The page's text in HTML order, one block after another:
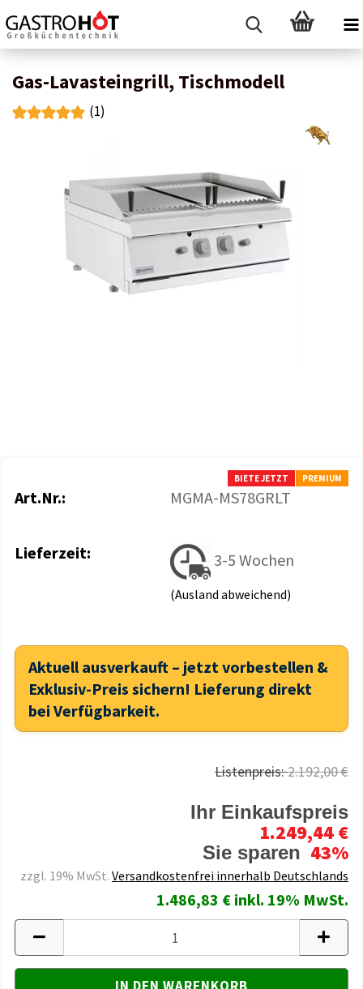
Gas-Lavasteingrill, Tischmodell
(1)
BIETE JETZT PREMIUM
Art.Nr.: MGMA-MS78GRLT
Lieferzeit: 3-5 Wochen
(Ausland abweichend)
Aktuell ausverkauft – jetzt vorbestellen &
Exklusiv-Preis sichern! Lieferung direkt
bei Verfügbarkeit.
Listenpreis:2.192,00 €
Ihr Einkaufspreis
1.249,44 €
Sie sparen 43%
zzgl. 19% MwSt. Versandkostenfrei innerhalb Deutschlands
1.486,83 € inkl. 19% MwSt.